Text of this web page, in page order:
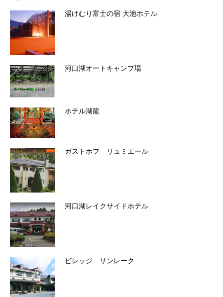
湯けむり富士の宿 大池ホテル
河口湖オートキャンプ場
ホテル湖龍
ガストホフ リュミエール
河口湖レイクサイドホテル
ビレッジ サンレーク